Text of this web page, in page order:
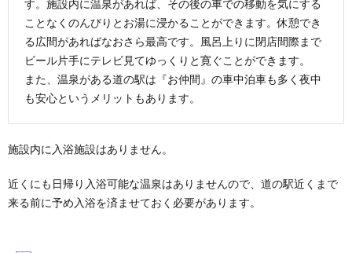
す。施設内に温泉があれば、その後の車での移動を気にする
ことなくのんびりとお湯に浸かることができます。休憩でき
る広間があればなおさら最高です。風呂上りに閉店間際まで
ビール片手にテレビ見てゆっくりと寛ぐことができます。
また、温泉がある道の駅は『お仲間』の車中泊車も多く夜中
も安心というメリットもあります。
施設内に入浴施設はありません。
近くにも日帰り入浴可能な温泉はありませんので、道の駅近くまで
来る前に予め入浴を済ませておく必要があります。